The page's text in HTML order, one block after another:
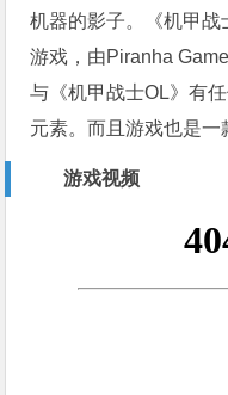
机器的影子。《机甲
游戏，由Piranha
与《机甲战士OL》有
元素。而且游戏也是一
游戏视频